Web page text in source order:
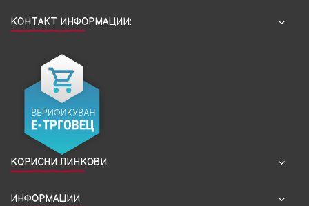
КОНТАКТ ИНФОРМАЦИИ:
КОРИСНИ ЛИНКОВИ
ИНФОРМАЦИИ